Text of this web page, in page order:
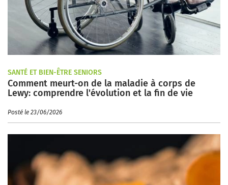
SANTÉ ET BIEN-ÊTRE SENIORS
Comment meurt-on de la maladie à corps de
Lewy: comprendre l'évolution et la fin de vie
Posté le 23/06/2026